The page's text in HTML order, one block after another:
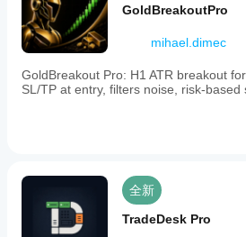
GoldBreakoutPro
mihael.dimec
GoldBreakout Pro: H1 ATR breakout
SL/TP at entry, filters noise, risk-based
全新
TradeDesk Pro